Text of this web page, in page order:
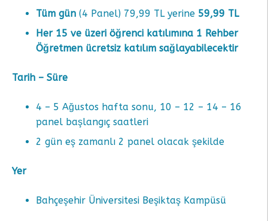
Tüm gün (4 Panel) 79,99 TL yerine 59,99 TL
Her 15 ve üzeri öğrenci katılımına 1 Rehber
Öğretmen ücretsiz katılım sağlayabilecektir
Tarih – Süre
4 – 5 Ağustos hafta sonu, 10 – 12 – 14 – 16
panel başlangıç saatleri
2 gün eş zamanlı 2 panel olacak şekilde
Yer
Bahçeşehir Üniversitesi Beşiktaş Kampüsü